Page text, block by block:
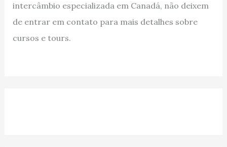
intercâmbio especializada em Canadá, não deixem
de entrar em contato para mais detalhes sobre
cursos e tours.